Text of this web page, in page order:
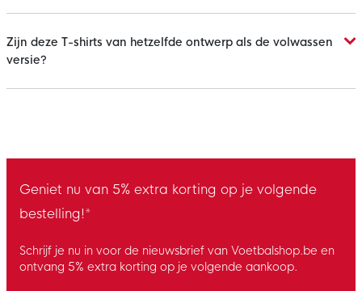
Zijn deze T-shirts van hetzelfde ontwerp als de volwassen
versie?
Geniet nu van 5% extra korting op je volgende
bestelling!*
Schrijf je nu in voor de nieuwsbrief van Voetbalshop.be en
ontvang 5% extra korting op je volgende aankoop.